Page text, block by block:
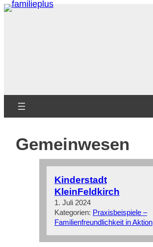
Zum
Gemeinwesen
Kinderstadt
KleinFeldkirch
1. Juli 2024
Kategorien: Praxisbeispiele –
Familienfreundlichkeit in Aktion